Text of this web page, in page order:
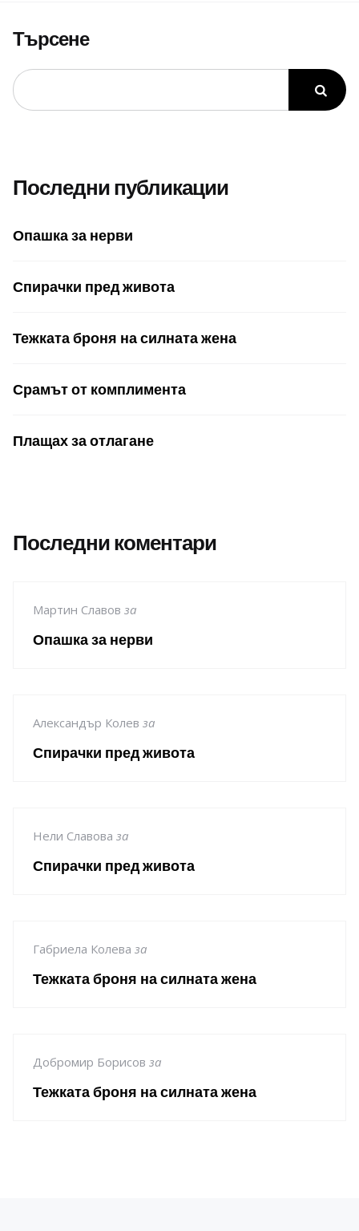
Търсене
Последни публикации
Опашка за нерви
Спирачки пред живота
Тежката броня на силната жена
Срамът от комплимента
Плащах за отлагане
Последни коментари
Мартин Славов за
Опашка за нерви
Александър Колев за
Спирачки пред живота
Нели Славова за
Спирачки пред живота
Габриела Колева за
Тежката броня на силната жена
Добромир Борисов за
Тежката броня на силната жена